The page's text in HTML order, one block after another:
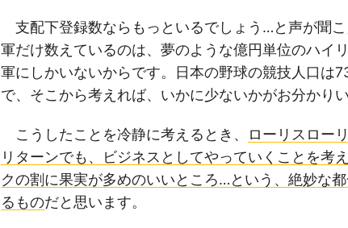
支配下登録数ならもっといるでしょう…と声が聞
軍だけ数えているのは、夢のような億円単位のハイ
軍にしかいないからです。日本の野球の競技人口は
で、そこから考えれば、いかに少ないかがお分かり
こうしたことを冷静に考えるとき、
ローリスロー
リターンでも、ビジネスとしてやっていくことを考
クの割に果実が多めのいいところ…という、絶妙な
るものだと思います。